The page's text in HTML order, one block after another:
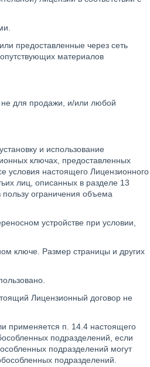
предоставленные через сеть
материалов
для продажи, и/или любой
и использование
ключах, предоставленных
настоящего Лицензионного
лиц, описанных в разделе 13
ограничения объема
устройстве при условии,
ключе. Размер страницы и других
Лицензионный договор не
применяется п. 14.4 настоящего
подразделений, если
подразделений могут
подразделений.